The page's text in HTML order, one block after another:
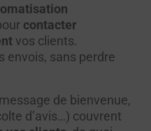
contacter
vos clients.
envois, sans perdre
de bienvenue,
d’avis…) couvrent